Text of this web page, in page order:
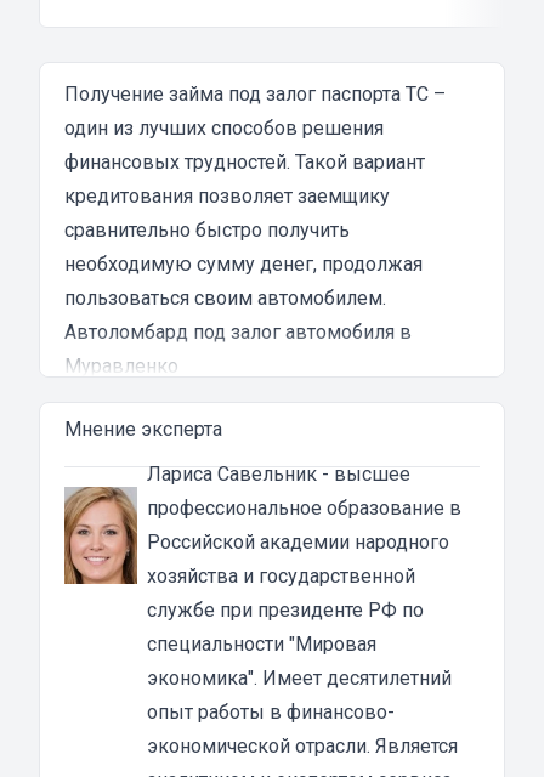
затянутым и занял много времени и усилий.
Никакого профессионализма и
Разочарование и раздражение - это все, что я
испытал в результате этого кредита...
Получение займа под залог паспорта ТС –
один из лучших способов решения
финансовых трудностей. Такой вариант
кредитования позволяет заемщику
сравнительно быстро получить
необходимую сумму денег, продолжая
пользоваться своим автомобилем.
Автоломбард под залог автомобиля в
Муравленко
Автоломбард представляет собой кредитное
учреждение, которое выдает денежные
ссуды под залог паспорта ТС или самого
автомобиля. В роли актива в таком
ломбарде выступает транспортное средство.
Сумма автозайма зависит от марки, модели
и возраста автотранспорта. В каждом случае
она устанавливается индивидуально после
осмотра машины оценщиком и зависит от
вида кредита:
под залог ПТС {{ toponym_name }}– от 70 до
Мнение эксперта
Лариса Савельник- высшее
профессиональное образование в
Российской академии народного
хозяйства и государственной
службе при президенте РФ по
специальности "Мировая
экономика". Имеет десятилетний
опыт работы в финансово-
экономической отрасли. Является